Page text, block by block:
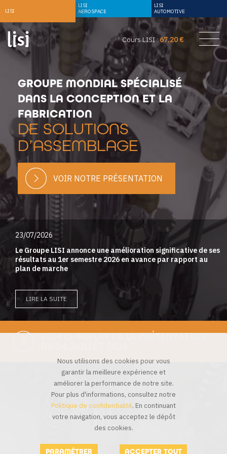
Cours LISI :67,20 €
LISI
LISI
AEROSPACE
LISI
AUTOMOTIVE
GROUPE MONDIAL SPÉCIALISÉ
DANS LA CONCEPTION ET LA
FABRICATION
DE SOLUTIONS
D’ASSEMBLAGE
VOIR NOTRE PRÉSENTATION
23/07/2026
Le Groupe LISI annonce une amélioration significative de ses
résultats au 1er semestre 2026 en avance par rapport au
plan de marche
LIRE LA SUITE
VOIR LE REPLAY DE LA PRÉSENTATION
Nous utilisons des cookies pour vous
garantir la meilleure expérience et
améliorer la performance de notre site.
Pour plus d'informations, consultez notre
Politique de confidentialité. En continuant
votre navigation, vous acceptez le dépôt
des cookies.
PARAMÉTRER ACCEPTER TOUT